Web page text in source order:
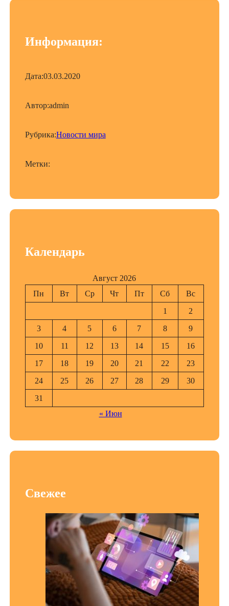
Информация:
Дата:03.03.2020
Автор:admin
Рубрика:Новости мира
Метки:
Календарь
Август 2026
Пн
Вт Ср Чт Пт Сб
Вс
1
2
3
4 5 6 7 8
9
10
11 12 13 14 15
16
17
18 19 20 21 22
23
24
25 26 27 28 29
30
31
« Июн
Свежее